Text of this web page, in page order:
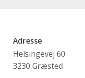
Adresse
Helsingevej 60
3230 Græsted